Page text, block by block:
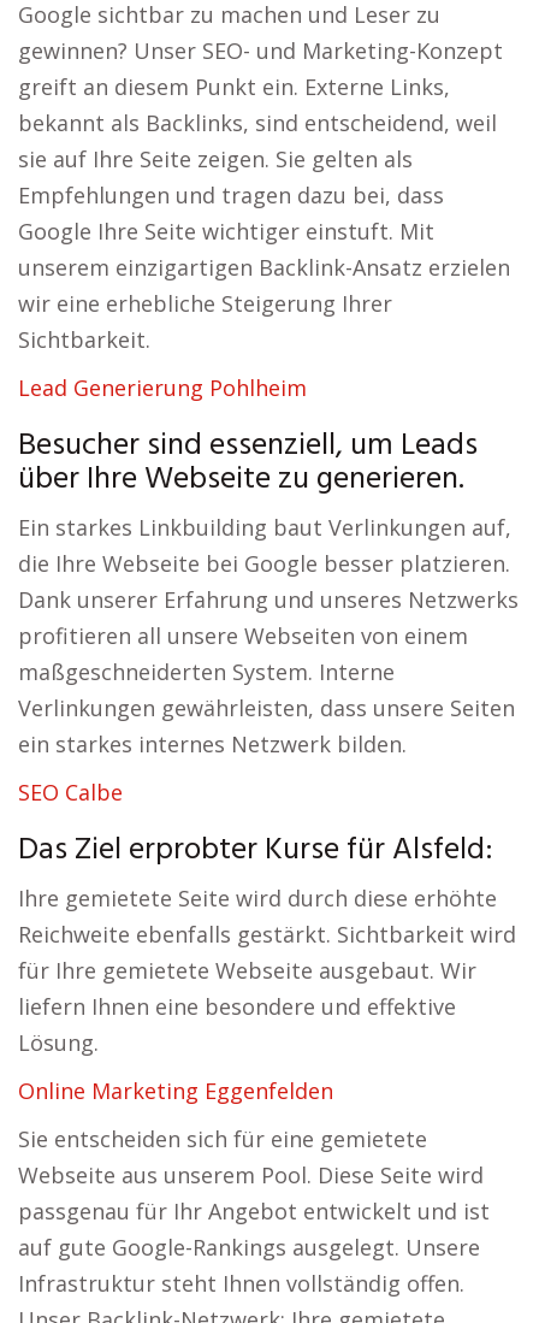
Google sichtbar zu machen und Leser zu
gewinnen? Unser SEO- und Marketing-Konzept
greift an diesem Punkt ein. Externe Links,
bekannt als Backlinks, sind entscheidend, weil
sie auf Ihre Seite zeigen. Sie gelten als
Empfehlungen und tragen dazu bei, dass
Google Ihre Seite wichtiger einstuft. Mit
unserem einzigartigen Backlink-Ansatz erzielen
wir eine erhebliche Steigerung Ihrer
Sichtbarkeit.
Lead Generierung Pohlheim
Besucher sind essenziell, um Leads
über Ihre Webseite zu generieren.
Ein starkes Linkbuilding baut Verlinkungen auf,
die Ihre Webseite bei Google besser platzieren.
Dank unserer Erfahrung und unseres Netzwerks
profitieren all unsere Webseiten von einem
maßgeschneiderten System. Interne
Verlinkungen gewährleisten, dass unsere Seiten
ein starkes internes Netzwerk bilden.
SEO Calbe
Das Ziel erprobter Kurse für Alsfeld:
Ihre gemietete Seite wird durch diese erhöhte
Reichweite ebenfalls gestärkt. Sichtbarkeit wird
für Ihre gemietete Webseite ausgebaut. Wir
liefern Ihnen eine besondere und effektive
Lösung.
Online Marketing Eggenfelden
Sie entscheiden sich für eine gemietete
Webseite aus unserem Pool. Diese Seite wird
passgenau für Ihr Angebot entwickelt und ist
auf gute Google-Rankings ausgelegt. Unsere
Infrastruktur steht Ihnen vollständig offen.